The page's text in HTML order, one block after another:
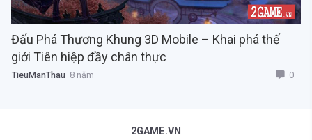
Đấu Phá Thương Khung 3D Mobile – Khai phá thế
giới Tiên hiệp đầy chân thực
TieuManThau 8 năm 0
2GAME.VN